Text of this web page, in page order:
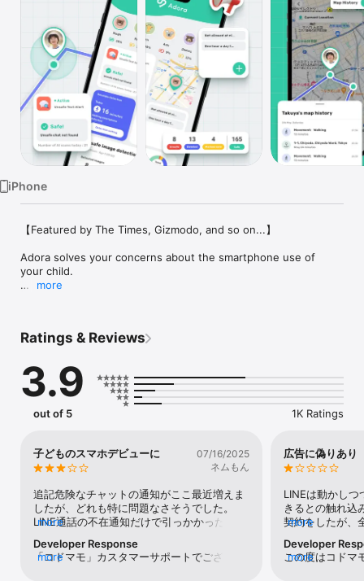
iPhone
【Featured by The Times, Gizmodo, and so on...】
Adora solves your concerns about the smartphone use of
your child.
◆ This app supports the following features.
smartphone usage time app-by-app.*
- Unsafe Selfie Detection: When a potentially obscene image
is taken on your child's phone, Adora’s AI detects it and sends
the notification to the parent's phone (and the child will be
- Smombie Prevention: Detects dangerous usage of
smartphones while distracted and prevents the use of apps
Terms of use: https://www.apple.com/legal/internet-
services/itunes/dev/stdeula/
More features will be added in the near future!
more
Ratings & Reviews
3.9
out of 5 1K Ratings
子どものスマホデビューに
07/16/2025
ネムもん
追記危険なチャットの通知がここ最近増えま
したが、どれも特に問題なさそうでした。
LINE通話の不在通知だけで引っかかったこと
て」というので若干煙たがられ、チェックし
なくなりがちになってしまい本末転倒…。＿
more
Developer Response
「コドマモ」カスタマーサポートでございま
more
広告に偽りあり
LINEは動かし
きるとの触れ込
契約をしたが、
めタブ内のみで
ップ画面や、何
more
Developer
この度はコドマ
more